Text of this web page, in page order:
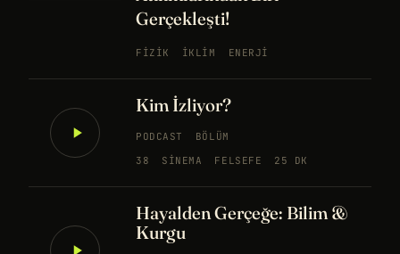
Gerçekleşti!
FIZIK İKLIM ENERJI
Kim İzliyor?
PODCAST
BÖLÜM
38
SINEMA FELSEFE 25 DK
Hayalden Gerçeğe: Bilim &
Kurgu